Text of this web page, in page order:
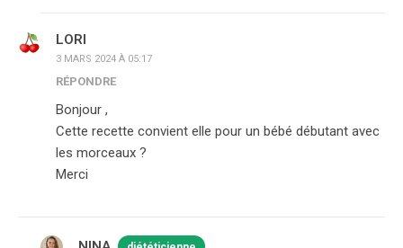
LORI
3 MARS 2024 À 05:17
RÉPONDRE
Bonjour ,
Cette recette convient elle pour un bébé débutant avec
les morceaux ?
Merci